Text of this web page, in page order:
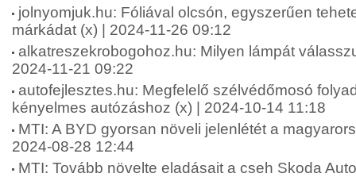
jolnyomjuk.hu: Fóliával olcsón, egyszerűen
márkádat (x) | 2024-11-26 09:12
alkatreszekrobogohoz.hu: Milyen lámpát
2024-11-21 09:22
autofejlesztes.hu: Megfelelő szélvédőmosó
kényelmes autózáshoz (x) | 2024-10-14 11:18
MTI: A BYD gyorsan növeli jelenlétét a
2024-08-28 12:44
MTI: Tovább növelte eladásait a cseh Skoda